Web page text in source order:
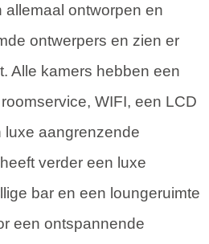
allemaal ontworpen en
ontwerpers en zien er
Alle kamers hebben een
WIFI, een LCD
luxe aangrenzende
verder een luxe
bar en een loungeruimte
een ontspannende